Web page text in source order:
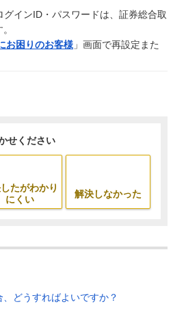
インID・パスワードは、証券総合取
お困りのお客様 」画面で再設定また
せください
たがわかり
にくい
解決しなかった
どうすればよいですか？